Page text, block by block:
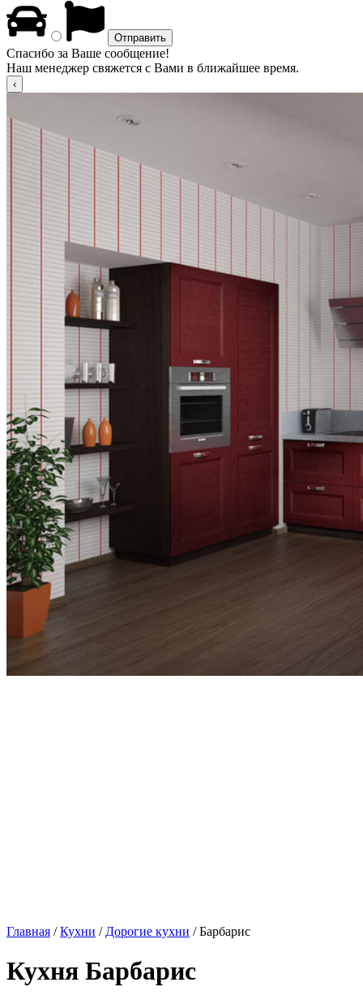
Спасибо за Ваше сообщение!
Наш менеджер свяжется с Вами в ближайшее время.
Главная /Кухни / Дорогие кухни / Барбарис
Кухня Барбарис